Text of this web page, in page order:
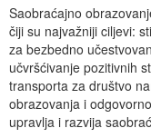
Saobraćajno
čiji su najvažniji ciljevi:
za bezbedno
učvršćivanje pozitivnih
transporta za društvo
obrazovanja i
upravlja i razvija